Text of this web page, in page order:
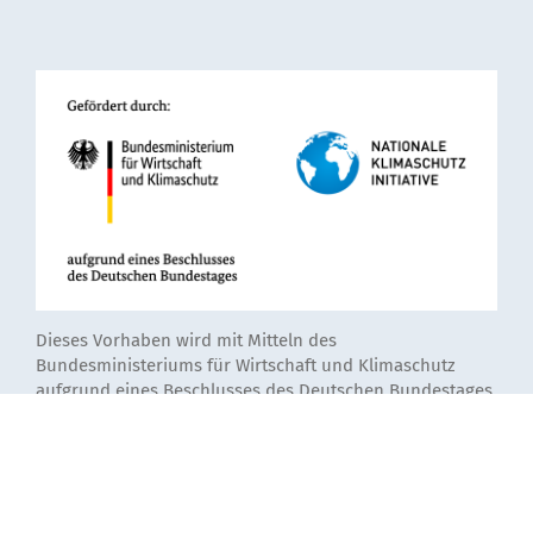
Dieses Vorhaben wird mit Mitteln des
Bundesministeriums für Wirtschaft und Klimaschutz
aufgrund eines Beschlusses des Deutschen Bundestages